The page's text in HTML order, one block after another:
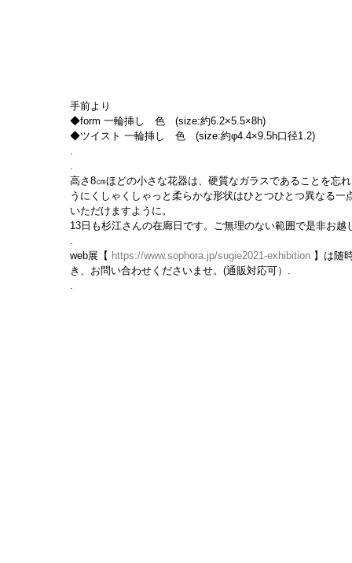
手前より
◆form 一輪挿し　色　(size:約6.2×5.5×8h)
◆ツイスト 一輪挿し　色　(size:約φ4.4×9.5h口径1.2)
.
.
高さ8㎝ほどの小さな花器は、硬質なガラスであることを忘
うにくしゃくしゃっと柔らかな形状はひとつひとつ異なる
いただけますように。
13日も杉江さんの在廊日です。ご無理のない範囲で是非お越
.
web展【 https://www.sophora.jp/sugie2021-exhibition 】は随
き、お問い合わせくださいませ。(通販対応可）.
.